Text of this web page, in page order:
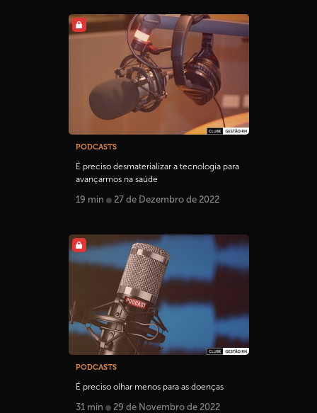
PODCASTS
É preciso desmaterializar a tecnologia para
avançarmos na saúde
19 min 27 de Dezembro de 2022
PODCASTS
É preciso olhar menos para as doenças
31 min 29 de Novembro de 2022